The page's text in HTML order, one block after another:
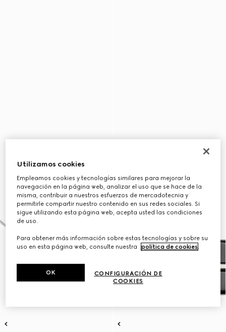
Utilizamos cookies
Empleamos cookies y tecnologías similares para mejorar la
navegación en la página web, analizar el uso que se hace de la
misma, contribuir a nuestros esfuerzos de mercadotecnia y
permitirle compartir nuestro contenido en sus redes sociales. Si
sigue utilizando esta página web, acepta usted las condiciones
de uso.
Para obtener más información sobre estas tecnologías y sobre su
uso en esta página web, consulte nuestra
política de cookies.
CONFIGURACIÓN DE
COOKIES
OK